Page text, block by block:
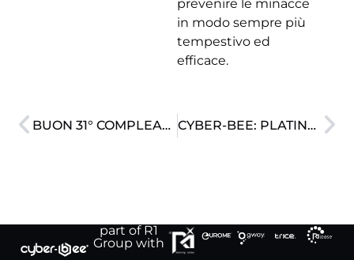
prevenire le minacce
in modo sempre più
tempestivo ed
efficace.
BUON 31° COMPLEANNO, R1 GROUP CYBER-BEE: PLATINUM PARTNER ESET
part of R1
Group with